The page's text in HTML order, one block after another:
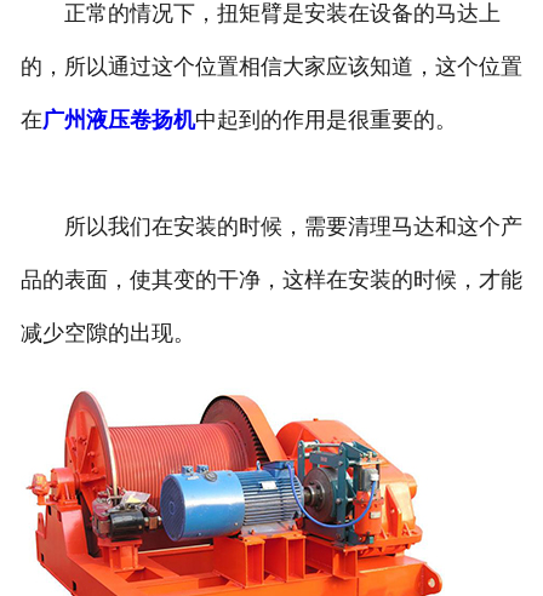
正常的情况下，扭矩臂是安装在设备的马达上
的，所以通过这个位置相信大家应该知道，这个位置
在广州液压卷扬机中起到的作用是很重要的。
所以我们在安装的时候，需要清理马达和这个产
品的表面，使其变的干净，这样在安装的时候，才能
减少空隙的出现。